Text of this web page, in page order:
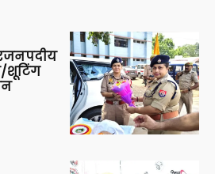
शूटिंग